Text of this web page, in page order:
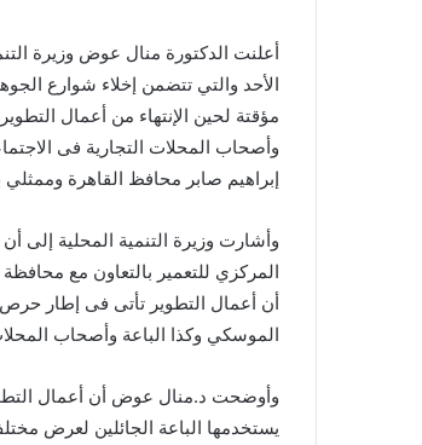
أعلنت الدكتورة منال عوض وزيرة
الأحد والتي تتضمن إخلاء شوارع
مؤقتة لحين الإنتهاء من أعمال
وأصحاب المحلات التجارية فى
إبراهيم صابر محافظ القاهرة وممثلي
وأشارت وزيرة التنمية المحلية إلى
المركزي للتعمير بالتعاون مع
أن أعمال التطوير تأتى فى إطار حرص
الموسكي وكذا الباعة وأصحاب
يستخدمها الباعة الجائلين لعرض